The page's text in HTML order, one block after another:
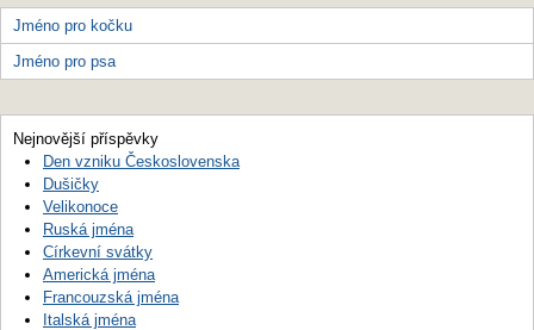
Jméno pro kočku
Jméno pro psa
Nejnovější příspěvky
Den vzniku Československa
Dušičky
Velikonoce
Ruská jména
Církevní svátky
Americká jména
Francouzská jména
Italská jména